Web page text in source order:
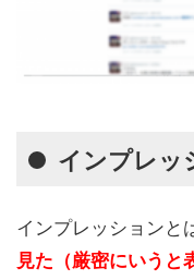
インプレッ
インプレッションと
見た（厳密にいうと